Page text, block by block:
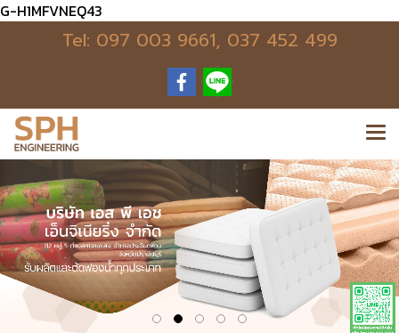
G-H1MFVNEQ43
Tel: 097 003 9661, 037 452 499